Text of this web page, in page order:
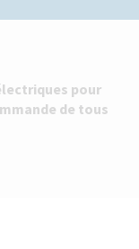
pour
de tous